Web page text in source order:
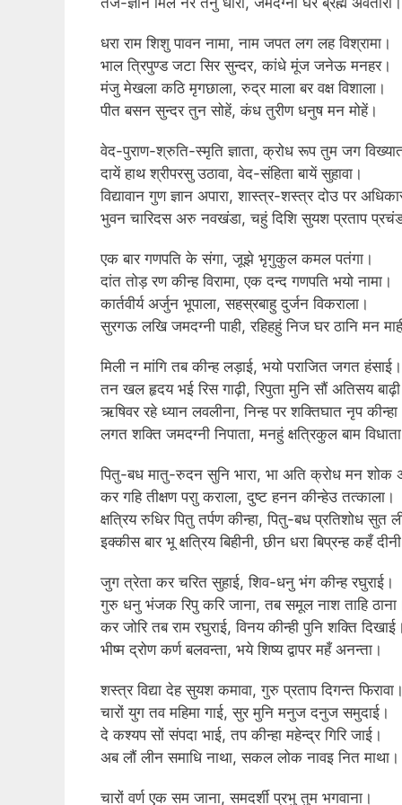
धरा राम शिशु पावन नामा, नाम जपत लग लह विश्रामा।
भाल त्रिपुण्ड जटा सिर सुन्दर, कांधे मूंज जनेऊ मनहर।
मंजु मेखला कठि मृगछाला, रुद्र माला बर वक्ष विशाला।
पीत बसन सुन्दर तुन सोहें, कंध तुरीण धनुष मन मोहें।
वेद-पुराण-श्रुति-स्मृति ज्ञाता, क्रोध रूप तुम जग
दायें हाथ श्रीपरसु उठावा, वेद-संहिता बायें सुहावा।
विद्यावान गुण ज्ञान अपारा, शास्त्र-शस्त्र दोउ पर
भुवन चारिदस अरु नवखंडा, चहुं दिशि सुयश प्रताप
एक बार गणपति के संगा, जूझे भृगुकुल कमल पतंगा।
दांत तोड़ रण कीन्ह विरामा, एक दन्द गणपति भयो नामा।
कार्तवीर्य अर्जुन भूपाला, सहस्रबाहु दुर्जन विकराला।
सुरगऊ लखि जमदग्नी पाही, रहिहहुं निज घर ठानि मन
मिली न मांगि तब कीन्ह लड़ाई, भयो पराजित जगत हंसाई।
तन खल हृदय भई रिस गाढ़ी, रिपुता मुनि सौं अतिसय
ऋषिवर रहे ध्यान लवलीना, निन्ह पर शक्तिघात नृप
लगत शक्ति जमदग्नी निपाता, मनहुं क्षत्रिकुल बाम
पितु-बध मातु-रुदन सुनि भारा, भा अति क्रोध मन शोक
कर गहि तीक्षण पराु कराला, दुष्ट हनन कीन्हेउ तत्काला।
क्षत्रिय रुधिर पितु तर्पण कीन्हा, पितु-बध प्रतिशोध सुत
इक्कीस बार भू क्षत्रिय बिहीनी, छीन धरा बिप्रन्ह कहँ
जुग त्रेता कर चरित सुहाई, शिव-धनु भंग कीन्ह रघुराई।
गुरु धनु भंजक रिपु करि जाना, तब समूल नाश ताहि
कर जोरि तब राम रघुराई, विनय कीन्ही पुनि शक्ति दिखाई।
भीष्म द्रोण कर्ण बलवन्ता, भये शिष्य द्वापर महँ अनन्ता।
शस्त्र विद्या देह सुयश कमावा, गुरु प्रताप दिगन्त फिरावा।
चारों युग तव महिमा गाई, सुर मुनि मनुज दनुज समुदाई।
दे कश्यप सों संपदा भाई, तप कीन्हा महेन्द्र गिरि जाई।
अब लौं लीन समाधि नाथा, सकल लोक नावइ नित माथा।
चारों वर्ण एक सम जाना, समदर्शी प्रभु तुम भगवाना।